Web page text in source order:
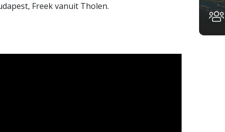
Freek vanuit Tholen.